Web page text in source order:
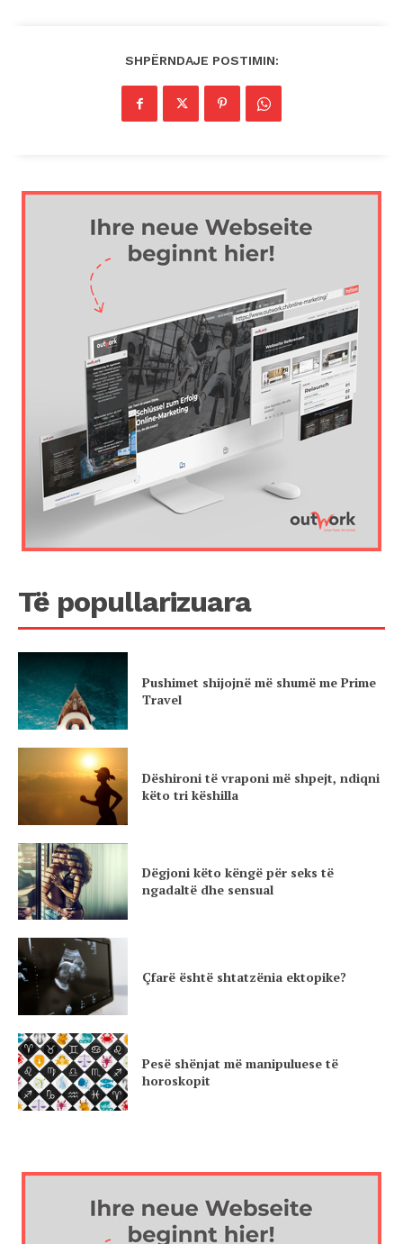
SHPËRNDAJE POSTIMIN:
Të popullarizuara
Pushimet shijojnë më shumë me Prime
Travel
Dëshironi të vraponi më shpejt, ndiqni
këto tri këshilla
Dëgjoni këto këngë për seks të
ngadaltë dhe sensual
Çfarë është shtatzënia ektopike?
Pesë shënjat më manipuluese të
horoskopit